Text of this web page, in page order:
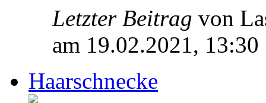
Letzter Beitrag von
am 19.02.2021, 13:30
Haarschnecke